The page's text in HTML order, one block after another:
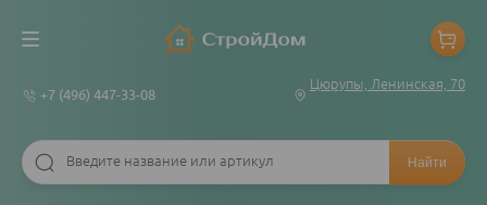
+7 (496) 447-33-08
Цюрупы, Ленинская, 70